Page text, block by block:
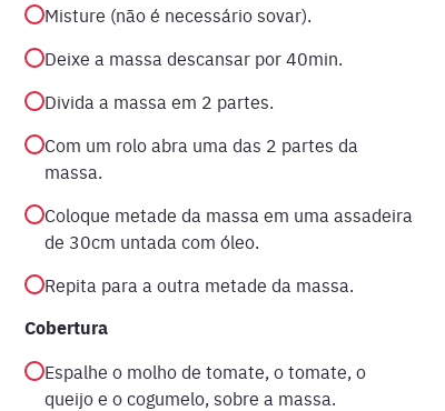
Misture (não é necessário sovar).
Deixe a massa descansar por 40min.
Divida a massa em 2 partes.
Com um rolo abra uma das 2 partes da
massa.
Coloque metade da massa em uma assadeira
de 30cm untada com óleo.
Repita para a outra metade da massa.
Cobertura
Espalhe o molho de tomate, o tomate, o
queijo e o cogumelo, sobre a massa.